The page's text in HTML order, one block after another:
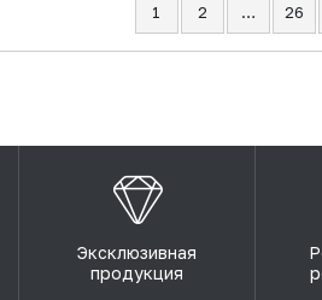
1 2 … 26
Эксклюзивная
продукция